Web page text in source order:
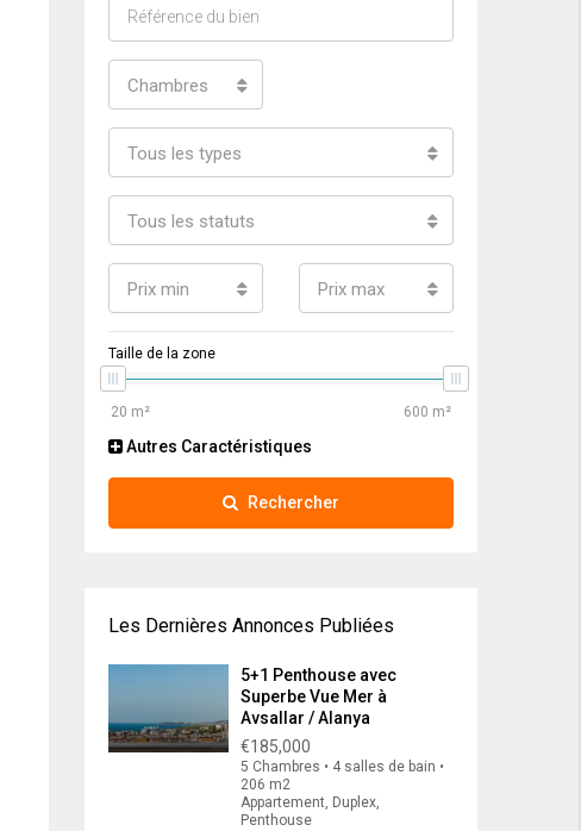
Chambres
Tous les types
Tous les statuts
Prix min Prix max
Taille de la zone
Autres Caractéristiques
Rechercher
Les Dernières Annonces Publiées
5+1 Penthouse avec
Superbe Vue Mer à
Avsallar / Alanya
€185,000
5 Chambres • 4 salles de bain •
206 m2
Appartement, Duplex,
Penthouse